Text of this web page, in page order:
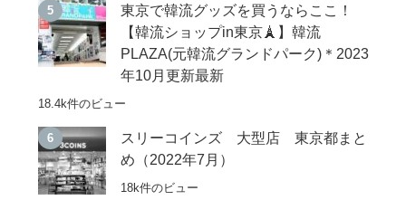
東京で韓流グッズを買うならここ！
【韓流ショップin東京🗼】韓流
PLAZA(元韓流グランドパーク)＊2023
年10月更新最新
18.4k件のビュー
スリーコインズ 大型店 東京都まと
め（2022年7月）
18k件のビュー